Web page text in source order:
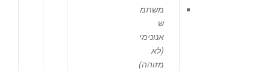
משתמ
ש
אנונימי
(לא
מזוהה)